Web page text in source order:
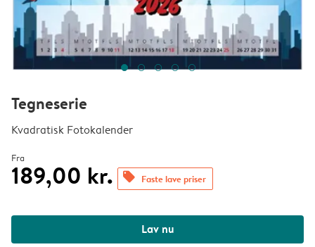
Tegneserie
Kvadratisk Fotokalender
Fra
189,00 kr. offers Faste lave priser
Lav nu